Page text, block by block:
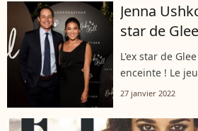
de son mari. Le
Jenna
star de
L'ex star de
enceinte ! Le
nouvelle sur
Les deux
27 janvier 2022